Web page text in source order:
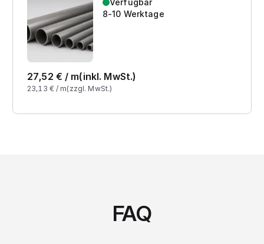
Verfügbar
8-10 Werktage
27,52 € / m(inkl. MwSt.)
23,13 € / m(zzgl. MwSt.)
FAQ